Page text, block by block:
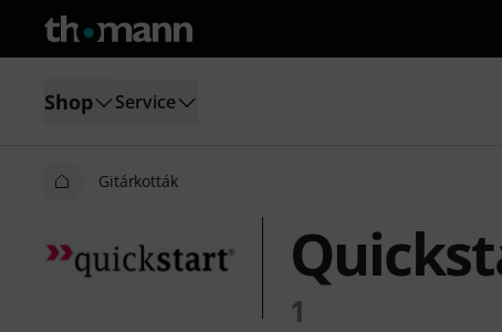
Shop Service
Gitárkották
1